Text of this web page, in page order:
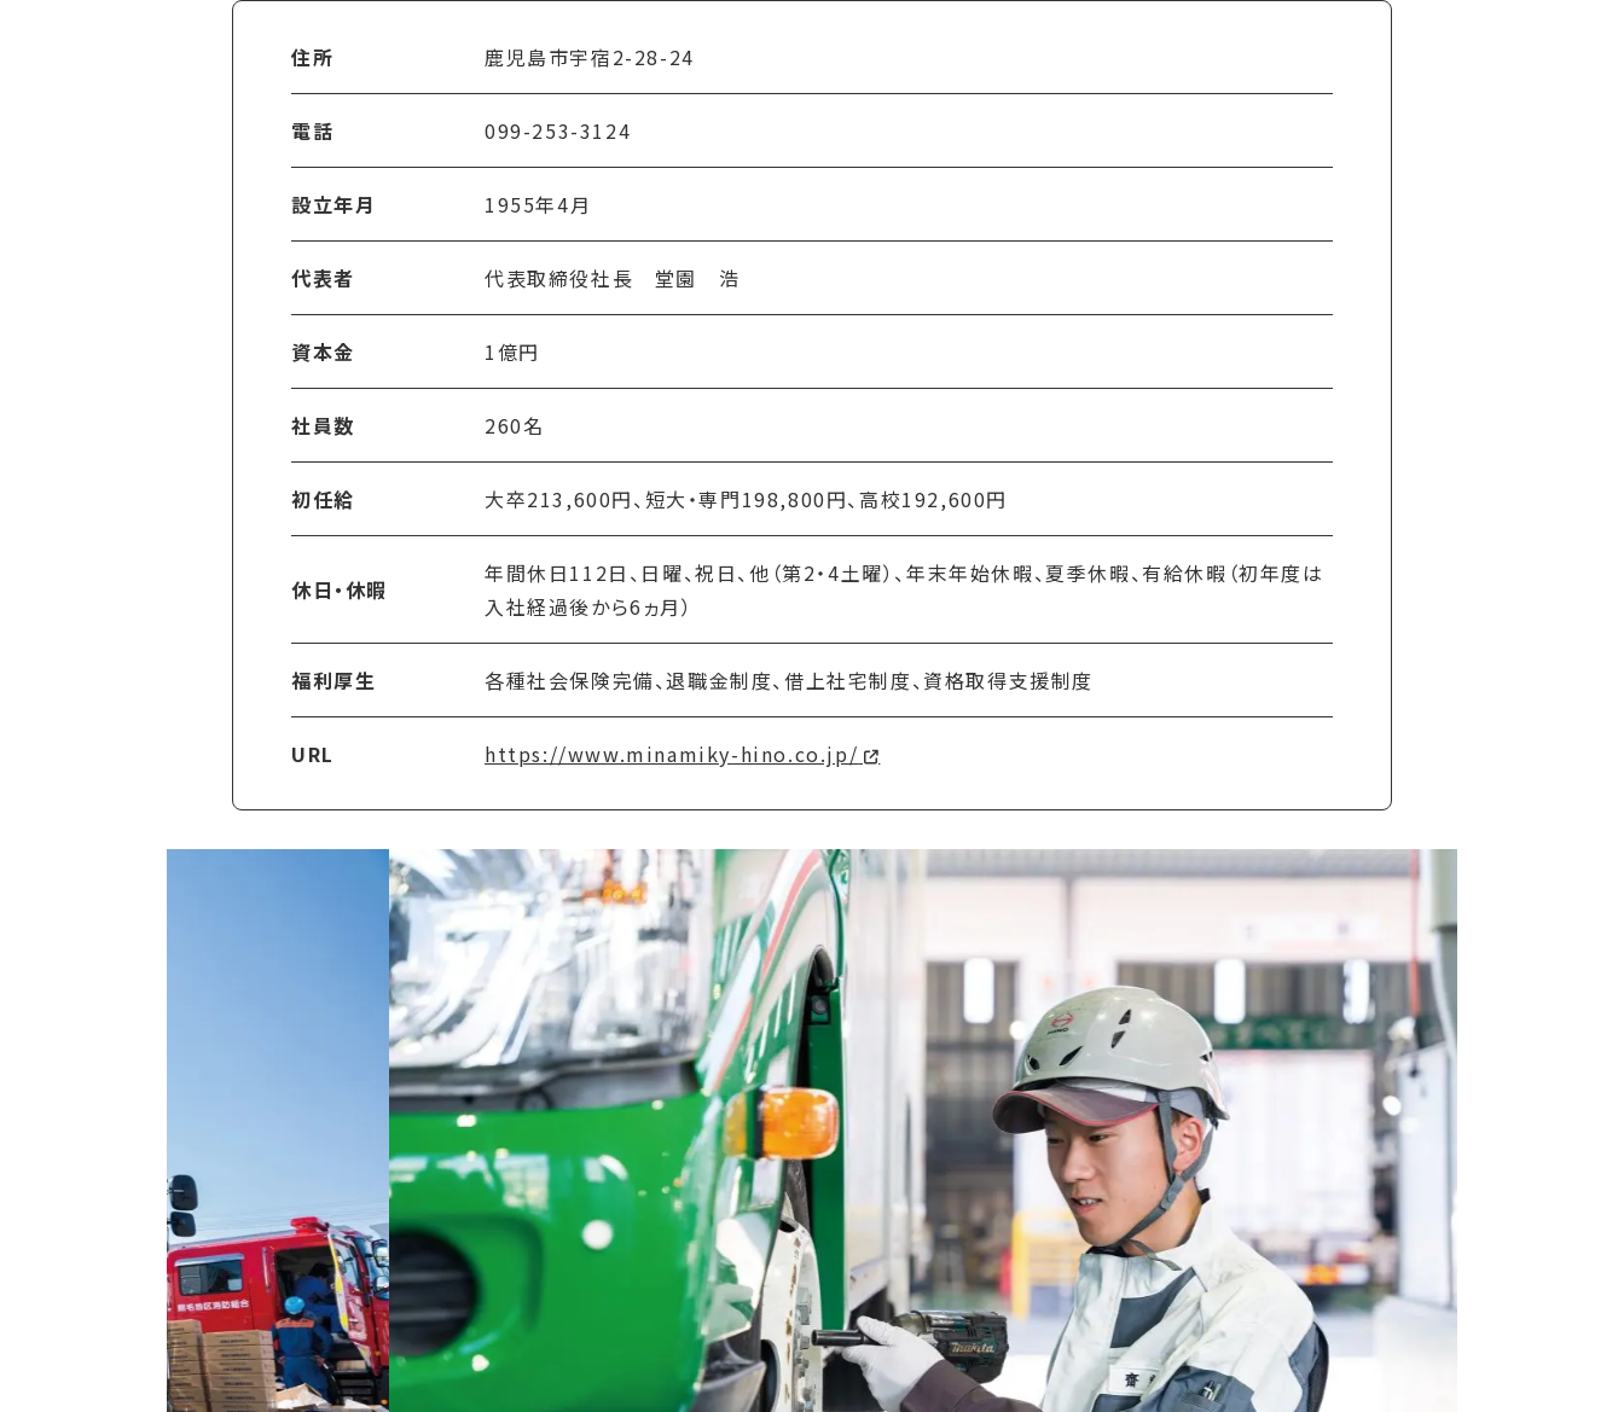
住所 鹿児島市宇宿2-28-24
電話 099-253-3124
設立年月 1955年4月
代表者 代表取締役社長 堂園 浩
資本金 1億円
社員数 260名
初任給 大卒213,600円、短大・専門198,800円、高校192,600円
休日・休暇
年間休日112日、日曜、祝日、他（第2・4土曜）、年末年始休暇、夏季休暇、有給休暇（初年度は
入社経過後から6ヵ月）
福利厚生 各種社会保険完備、退職金制度、借上社宅制度、資格取得支援制度
URL https://www.minamiky-hino.co.jp/